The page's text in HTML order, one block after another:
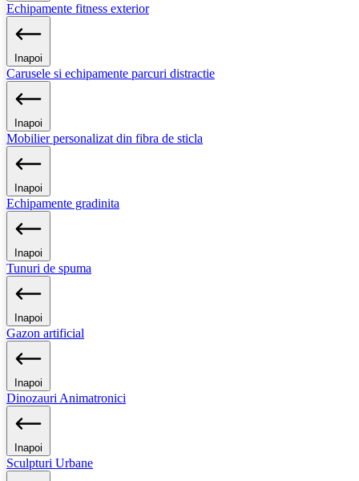
Echipamente fitness exterior
Inapoi
Carusele si echipamente parcuri distractie
Inapoi
Mobilier personalizat din fibra de sticla
Inapoi
Echipamente gradinita
Inapoi
Tunuri de spuma
Inapoi
Gazon artificial
Inapoi
Dinozauri Animatronici
Inapoi
Sculpturi Urbane